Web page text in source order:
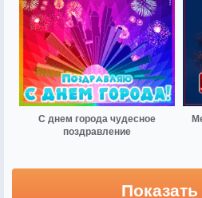
С днем города чудесное
поздравление